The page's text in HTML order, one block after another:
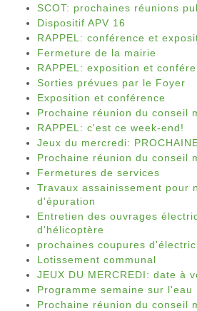
SCOT: prochaines réunions
Dispositif APV 16
RAPPEL: conférence et
Fermeture de la mairie
RAPPEL: exposition et
Sorties prévues par le Foyer
Exposition et conférence
Prochaine réunion du conseil
RAPPEL: c'est ce week-end!
Jeux du mercredi:
Prochaine réunion du conseil
Fermetures de services
Travaux assainissement pour
d'épuration
Entretien des ouvrages
d'hélicoptère
prochaines coupures
Lotissement communal
JEUX DU MERCREDI: date à
Programme semaine sur l'eau
Prochaine réunion du conseil